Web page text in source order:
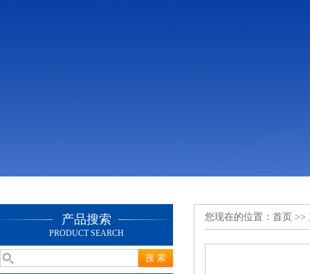
产品搜索
PRODUCT SEARCH
您现在的位置： 首页 >>